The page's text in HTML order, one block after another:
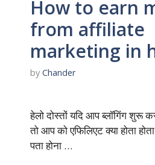
How to earn
from affiliate
marketing in
by Chander
हेलो दोस्तों यदि आप ब्लॉगिंग शुरू
तो आप को एफिलिएट क्या होता
पता होना …